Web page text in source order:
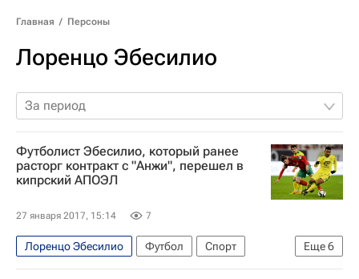
Главная / Персоны
Лоренцо Эбесилио
За период
Футболист Эбесилио, который ранее
расторг контракт с "Анжи", перешел в
кипрский АПОЭЛ
27 января 2017, 15:14 7
Еще6
Лоренцо Эбесилио Футбол
Спорт
РПЛ 2026-2027 (Чемпионат России по футболу)